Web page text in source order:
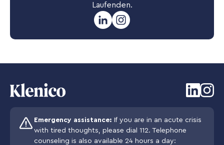
Laufenden.
Emergency assistance: If you are in an acute crisis
with tired thoughts, please dial 112. Telephone
counseling is also available 24 hours a day: